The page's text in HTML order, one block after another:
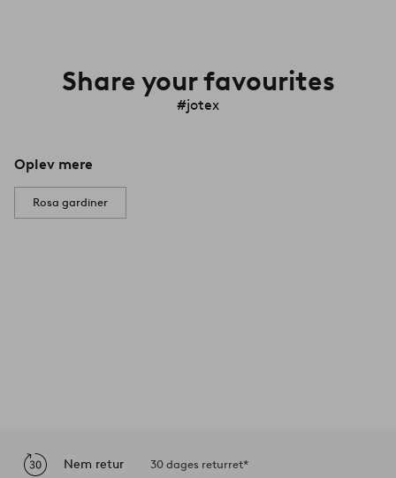
Share your favourites
#jotex
Oplev mere
Rosa gardiner
Nem retur 30 dages returret*